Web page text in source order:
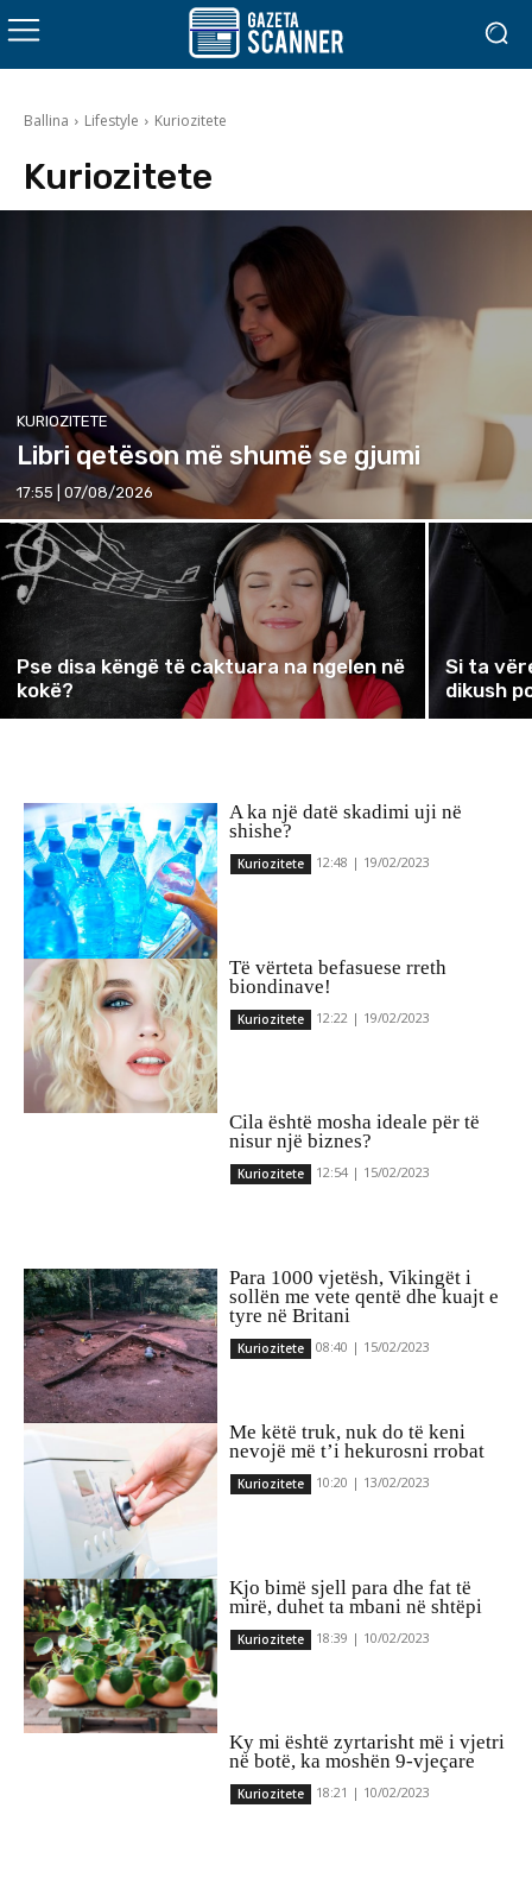
Ballina Lifestyle Kuriozitete
Kuriozitete
KURIOZITETE
Libri qetëson më shumë se gjumi
17:55 | 07/08/2026
Pse disa këngë të caktuara na ngelen në
kokë?
Si ta
dikush
A ka një datë skadimi uji në
shishe?
Kuriozitete 12:48 | 19/02/2023
Të vërteta befasuese rreth
biondinave!
Kuriozitete 12:22 | 19/02/2023
Cila është mosha ideale për të
nisur një biznes?
Kuriozitete 12:54 | 15/02/2023
Para 1000 vjetësh, Vikingët i
sollën me vete qentë dhe kuajt e
tyre në Britani
Kuriozitete 08:40 | 15/02/2023
Me këtë truk, nuk do të keni
nevojë më t’i hekurosni rrobat
Kuriozitete 10:20 | 13/02/2023
Kjo bimë sjell para dhe fat të
mirë, duhet ta mbani në shtëpi
Kuriozitete 18:39 | 10/02/2023
Ky mi është zyrtarisht më i vjetri
në botë, ka moshën 9-vjeçare
Kuriozitete 18:21 | 10/02/2023